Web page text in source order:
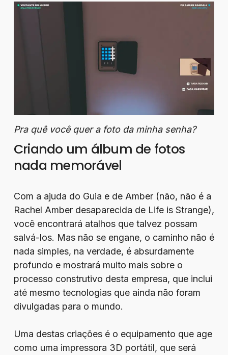
Pra quê você quer a foto da minha senha?
Criando um álbum de fotos
nada memorável
Com a ajuda do Guia e de Amber (não, não é a
Rachel Amber desaparecida de Life is Strange),
você encontrará atalhos que talvez possam
salvá-los. Mas não se engane, o caminho não é
nada simples, na verdade, é absurdamente
profundo e mostrará muito mais sobre o
processo construtivo desta empresa, que inclui
até mesmo tecnologias que ainda não foram
divulgadas para o mundo.
Uma destas criações é o equipamento que age
como uma impressora 3D portátil, que será